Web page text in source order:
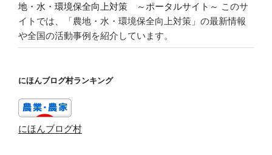
地・水・環境保全向上対策 ～ポータルサイト～ このサ
イトでは、「農地・水・環境保全向上対策」の最新情報
や全国の活動事例を紹介しています。
にほんブログ村ランキング
にほんブログ村